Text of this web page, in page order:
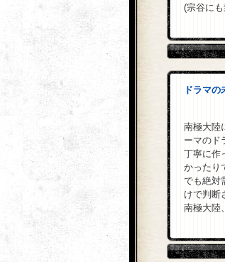
(宗谷に
ドラマの
南極大陸
ーマのド
丁寧に作
かったり
でも絶対
けで判断
南極大陸